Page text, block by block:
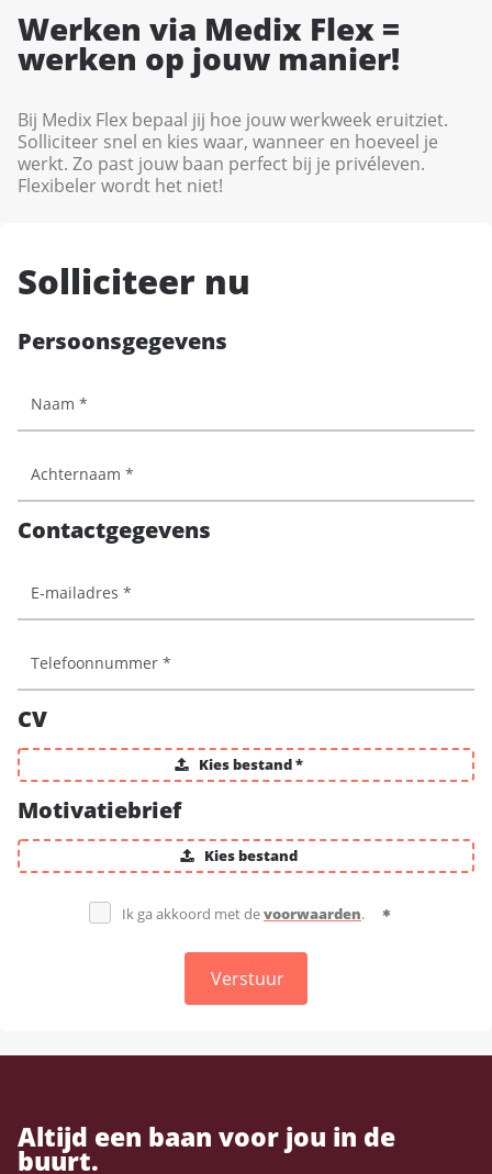
Werken via Medix Flex =
werken op jouw manier!
Bij Medix Flex bepaal jij hoe jouw werkweek eruitziet.
Solliciteer snel en kies waar, wanneer en hoeveel je
werkt. Zo past jouw baan perfect bij je privéleven.
Flexibeler wordt het niet!
Solliciteer nu
Persoonsgegevens
Contactgegevens
CV
Kies bestand *
Motivatiebrief
Kies bestand
Ik ga akkoord met devoorwaarden.
Verstuur
Altijd een baan voor jou in de
buurt.